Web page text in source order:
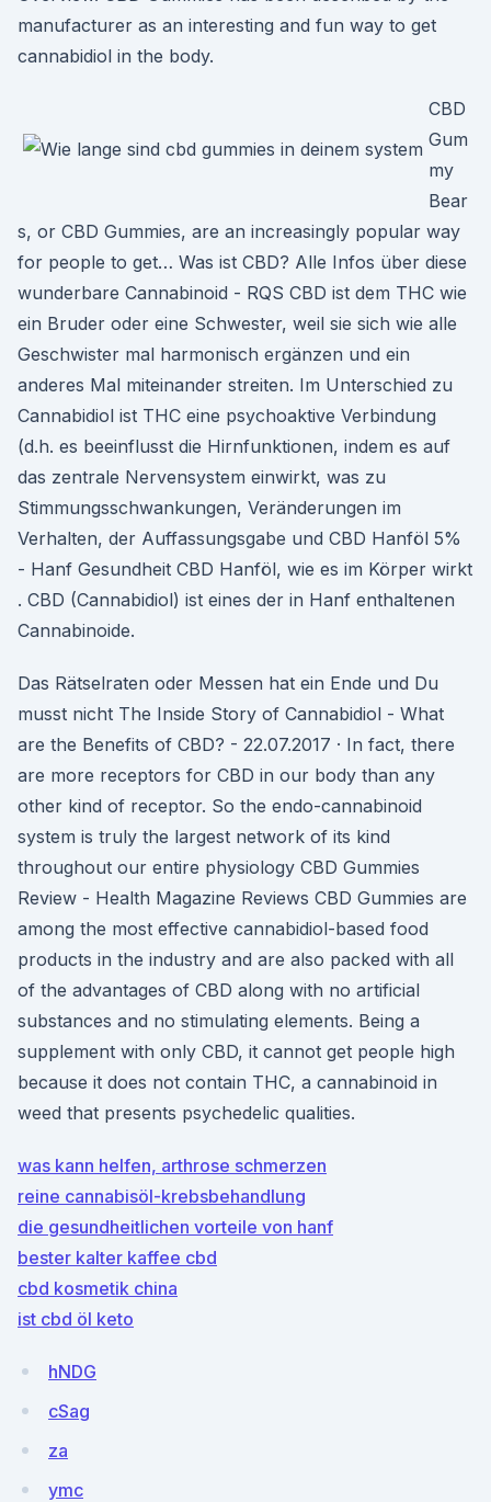
manufacturer as an interesting and fun way to get
cannabidiol in the body.
CBD
Gum
my
Bear
s, or CBD Gummies, are an increasingly popular way
for people to get… Was ist CBD? Alle Infos über diese
wunderbare Cannabinoid - RQS CBD ist dem THC wie
ein Bruder oder eine Schwester, weil sie sich wie alle
Geschwister mal harmonisch ergänzen und ein
anderes Mal miteinander streiten. Im Unterschied zu
Cannabidiol ist THC eine psychoaktive Verbindung
(d.h. es beeinflusst die Hirnfunktionen, indem es auf
das zentrale Nervensystem einwirkt, was zu
Stimmungsschwankungen, Veränderungen im
Verhalten, der Auffassungsgabe und CBD Hanföl 5%
- Hanf Gesundheit CBD Hanföl, wie es im Körper wirkt
. CBD (Cannabidiol) ist eines der in Hanf enthaltenen
Cannabinoide.
Das Rätselraten oder Messen hat ein Ende und Du
musst nicht The Inside Story of Cannabidiol - What
are the Benefits of CBD? - 22.07.2017 · In fact, there
are more receptors for CBD in our body than any
other kind of receptor. So the endo-cannabinoid
system is truly the largest network of its kind
throughout our entire physiology CBD Gummies
Review - Health Magazine Reviews CBD Gummies are
among the most effective cannabidiol-based food
products in the industry and are also packed with all
of the advantages of CBD along with no artificial
substances and no stimulating elements. Being a
supplement with only CBD, it cannot get people high
because it does not contain THC, a cannabinoid in
weed that presents psychedelic qualities.
was kann helfen, arthrose schmerzen
reine cannabisöl-krebsbehandlung
die gesundheitlichen vorteile von hanf
bester kalter kaffee cbd
cbd kosmetik china
ist cbd öl keto
hNDG
cSag
za
ymc